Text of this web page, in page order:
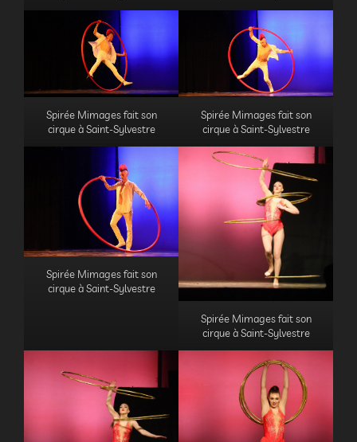
Spirée Mimages fait son
cirque à Saint-Sylvestre
Spirée Mimages fait son
cirque à Saint-Sylvestre
Spirée Mimages fait son
cirque à Saint-Sylvestre
Spirée Mimages fait son
cirque à Saint-Sylvestre